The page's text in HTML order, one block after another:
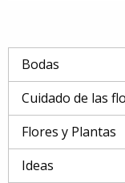
Bodas
Cuidado de las
Flores y Plantas
Ideas